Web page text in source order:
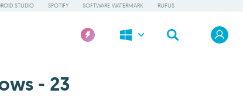
STUDIO SPOTIFY SOFTWARE WATERMARK RUFUS
- 23